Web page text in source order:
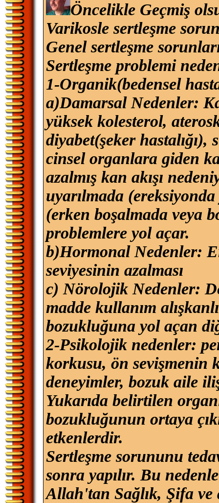
Öncelikle Geçmiş
Varikosle sertleşme
Genel sertleşme
Sertleşme problemi
1-Organik(bedensel
a)Damarsal Nedenler:
yüksek kolesterol,
diyabet(şeker
cinsel organlara giden
azalmış kan akışı
uyarılmada
(erken boşalmada veya
problemlere yol açar.
b)Hormonal Nedenler:
seviyesinin azalması
c) Nörolojik Nedenler:
madde kullanım
bozukluğuna yol açan
2-Psikolojik nedenler:
korkusu, ön sevişmenin
deneyimler, bozuk aile
Yukarıda belirtilen
bozukluğunun ortaya
etkenlerdir.
Sertleşme sorununu
sonra yapılır. Bu
Allah'tan Sağlık, Şifa